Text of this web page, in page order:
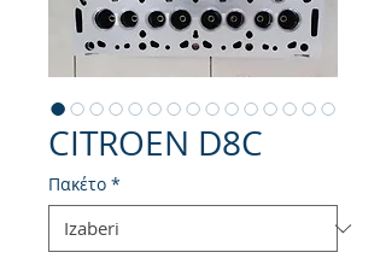
CITROEN D8C
Πακέτο *